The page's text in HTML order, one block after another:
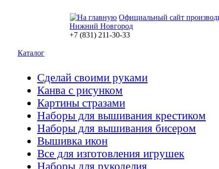
Официальный сайт
Нижний Новгород
+7 (831) 211-30-33
Каталог
Сделай своими руками
Канва с рисунком
Картины стразами
Наборы для вышивания крестиком
Наборы для вышивания бисером
Вышивка икон
Все для изготовления игрушек
Наборы для рукоделия